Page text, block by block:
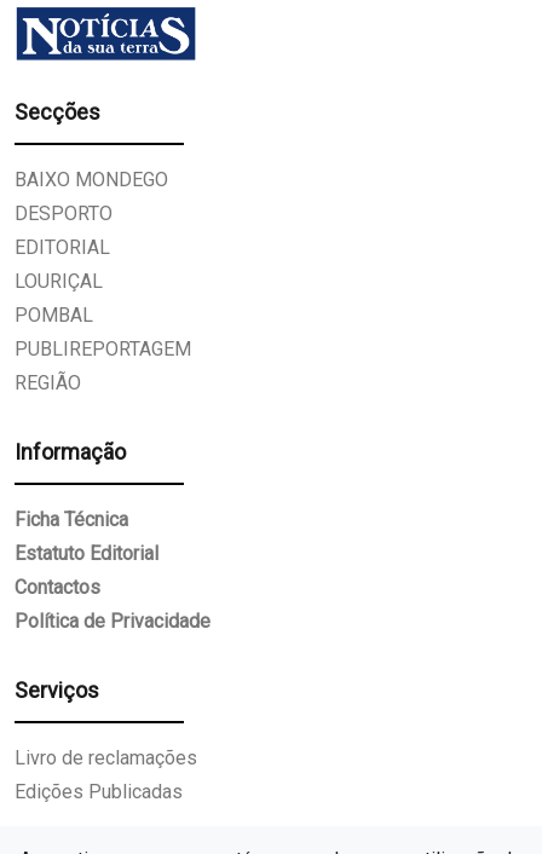
Secções
BAIXO MONDEGO
DESPORTO
EDITORIAL
LOURIÇAL
POMBAL
PUBLIREPORTAGEM
REGIÃO
Informação
Ficha Técnica
Estatuto Editorial
Contactos
Política de Privacidade
Serviços
Livro de reclamações
Edições Publicadas